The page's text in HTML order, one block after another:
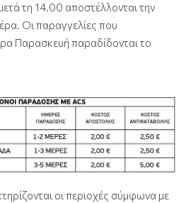
τη 14.00 αποστέλλονται την
Οι παραγγελίες που
Παρασκευή παραδίδονται το
οι περιοχές σύμφωνα με